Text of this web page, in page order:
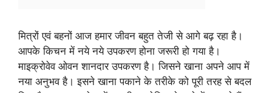
मित्रों एवं बहनों आज हमार जीवन बहुत तेजी से आगे बढ़ रहा है।
आपके किचन में नये नये उपकरण होना जरूरी हो गया है।
माइक्रोवेव ओवन शानदार उपकरण है। जिसने खाना अपने आप में
नया अनुभव है। इसने खाना पकाने के तरीके को पूरी तरह से बदल